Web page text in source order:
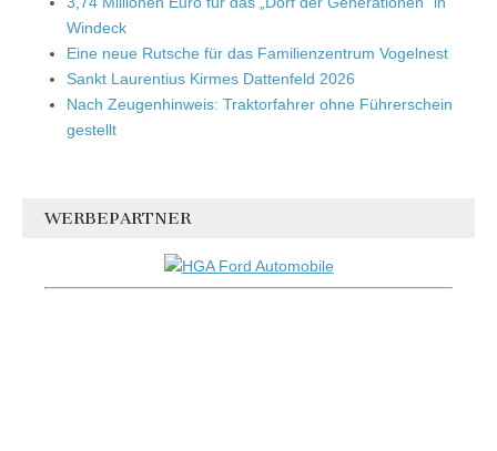
Windeck
Eine neue Rutsche für das Familienzentrum Vogelnest
Sankt Laurentius Kirmes Dattenfeld 2026
Nach Zeugenhinweis: Traktorfahrer ohne Führerschein
gestellt
WERBEPARTNER